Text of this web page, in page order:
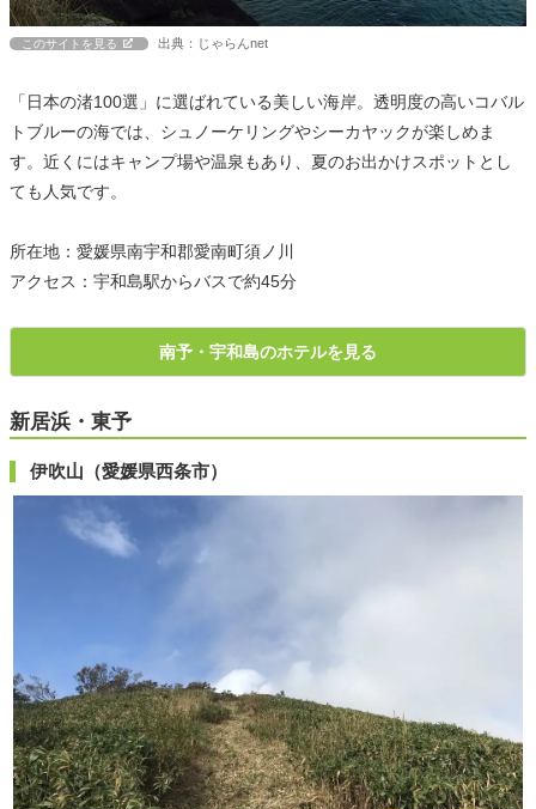
このサイトを見る 出典：じゃらんnet
「日本の渚100選」に選ばれている美しい海岸。透明度の高いコバル
トブルーの海では、シュノーケリングやシーカヤックが楽しめま
す。近くにはキャンプ場や温泉もあり、夏のお出かけスポットとし
ても人気です。
所在地：愛媛県南宇和郡愛南町須ノ川
アクセス：宇和島駅からバスで約45分
南予・宇和島のホテルを見る
新居浜・東予
伊吹山（愛媛県西条市）